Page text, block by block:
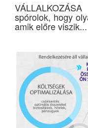
spórolok, hogy
amik előre viszik...